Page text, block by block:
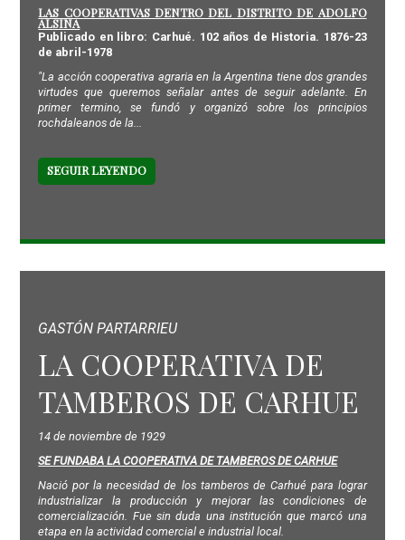
LAS COOPERATIVAS DENTRO DEL DISTRITO DE ADOLFO
ALSINA
Publicado en libro: Carhué. 102 años de Historia. 1876-23
de abril-1978
"La acción cooperativa agraria en la Argentina tiene dos grandes
virtudes que queremos señalar antes de seguir adelante. En
primer termino, se fundó y organizó sobre los principios
rochdaleanos de la...
SEGUIR LEYENDO
GASTÓN PARTARRIEU
LA COOPERATIVA DE
TAMBEROS DE CARHUE
14 de noviembre de 1929
SE FUNDABA LA COOPERATIVA DE TAMBEROS DE CARHUE
Nació por la necesidad de los tamberos de Carhué para lograr
industrializar la producción y mejorar las condiciones de
comercialización. Fue sin duda una institución que marcó una
etapa en la actividad comercial e industrial local.